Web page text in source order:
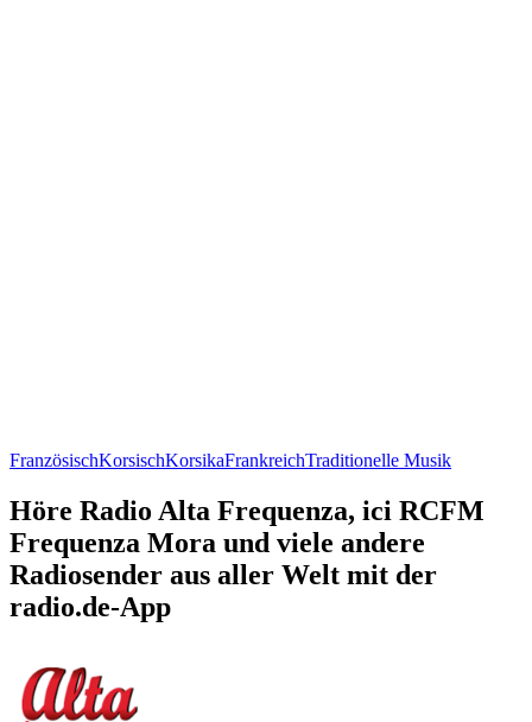
FranzösischKorsischKorsikaFrankreichTraditionelle Musik
Höre Radio Alta Frequenza, ici RCFM
Frequenza Mora und viele andere
Radiosender aus aller Welt mit der
radio.de-App